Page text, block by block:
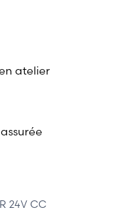
atelier
24V CC